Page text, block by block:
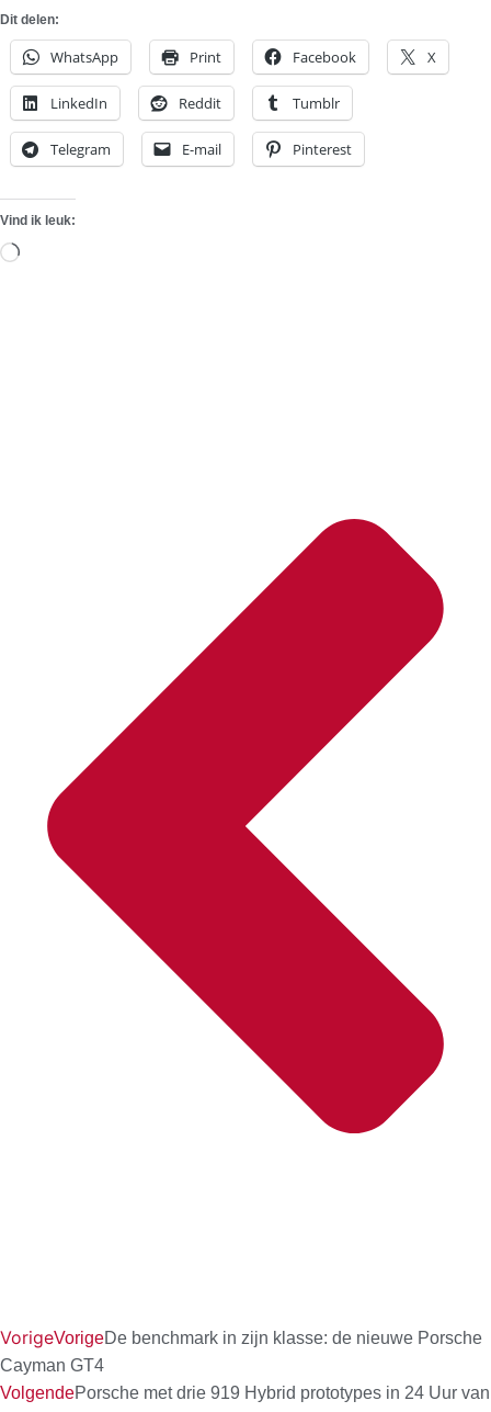
Dit delen:
WhatsApp Print Facebook X
LinkedIn Reddit Tumblr
Telegram E-mail Pinterest
Vind ik leuk:
Aan
VorigeVorigeDe benchmark in zijn klasse: de nieuwe Porsche
Cayman GT4
VolgendePorsche met drie 919 Hybrid prototypes in 24 Uur van